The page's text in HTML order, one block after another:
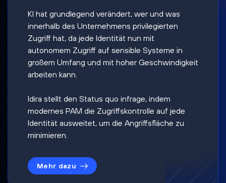
KI hat grundlegend verändert, wer und was
innerhalb des Unternehmens privilegierten
Zugriff hat, da jede Identität nun mit
autonomem Zugriff auf sensible Systeme in
großem Umfang und mit hoher Geschwindigkeit
arbeiten kann.
Idira stellt den Status quo infrage, indem
modernes PAM die Zugriffskontrolle auf jede
Identität ausweitet, um die Angriffsfläche zu
minimieren.
Mehr dazu